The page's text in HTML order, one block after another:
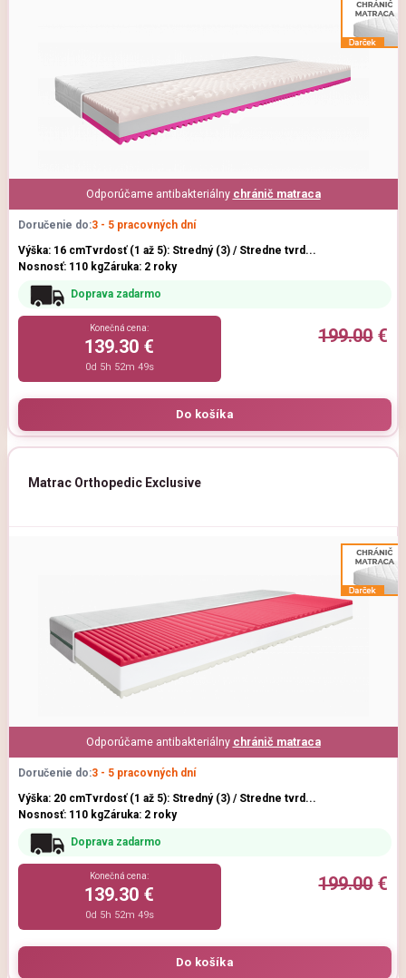
Odporúčame antibakteriálny chránič matraca
Doručenie do:3 - 5 pracovných dní
Výška: 16 cmTvrdosť (1 až 5): Stredný (3) / Stredne tvrd...
Nosnosť: 110 kgZáruka: 2 roky
Doprava zadarmo
199.00€
Konečná cena:
139.30 €
0d 5h 52m 47s
Matrac Orthopedic Exclusive
Odporúčame antibakteriálny chránič matraca
Doručenie do:3 - 5 pracovných dní
Výška: 20 cmTvrdosť (1 až 5): Stredný (3) / Stredne tvrd...
Nosnosť: 110 kgZáruka: 2 roky
Doprava zadarmo
199.00€
Konečná cena:
139.30 €
0d 5h 52m 47s